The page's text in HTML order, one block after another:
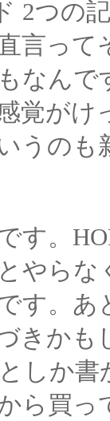
2つの
言っ
なんで
覚が
うのも
す。
やら
す。
きかも
しか
ら買